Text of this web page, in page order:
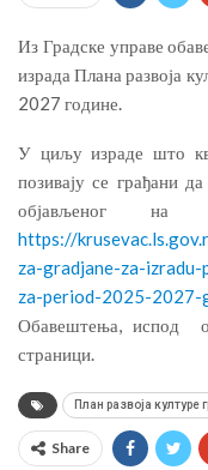
Из Градске управе
израда Плана развоја
2027 године.
У циљу израде што
позивају се грађани
објављеног
https://
za-gradjane-za-
za-period-2025-2027-
Обавештења, испод
страници.
План развоја културе
Share